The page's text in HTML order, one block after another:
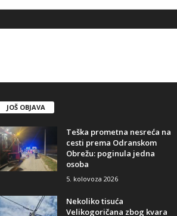
JOŠ OBJAVA
Teška prometna nesreća na
cesti prema Odranskom
Obrežu: poginula jedna
osoba
5. kolovoza 2026
Nekoliko tisuća
Velikogoričana zbog kvara